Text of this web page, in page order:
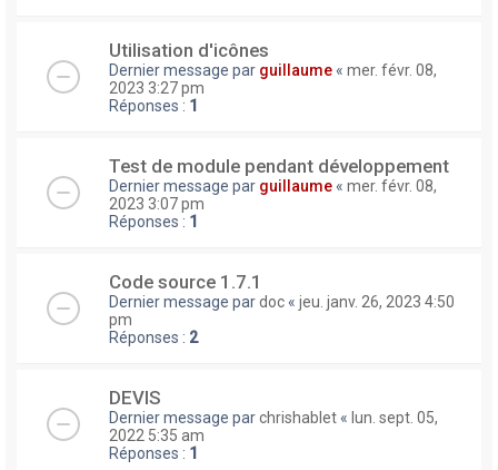
Utilisation d'icônes
Dernier message par guillaume « mer. févr. 08,
2023 3:27 pm
Réponses : 1
Test de module pendant développement
Dernier message par guillaume « mer. févr. 08,
2023 3:07 pm
Réponses : 1
Code source 1.7.1
Dernier message pardoc « jeu. janv. 26, 2023 4:50
pm
Réponses : 2
DEVIS
Dernier message parchrishablet « lun. sept. 05,
2022 5:35 am
Réponses : 1